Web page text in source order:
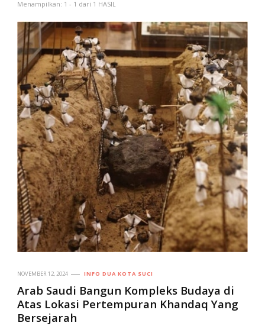
Menampilkan: 1 - 1 dari 1 HASIL
NOVEMBER 12, 2024 INFO DUA KOTA SUCI
Arab Saudi Bangun Kompleks Budaya di
Atas Lokasi Pertempuran Khandaq Yang
Bersejarah